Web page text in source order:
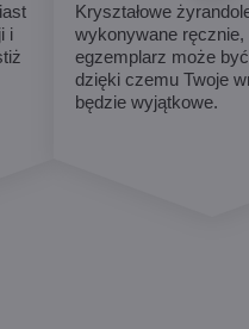
i
Kryształowe
wykonywane
egzemplarz może
dzięki czemu Twoje
będzie wyjątkowe.